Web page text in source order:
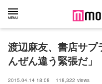
渡辺麻友、書店サ
んぜん違う緊張だ」
2015.04.14 18:08 118,322 views